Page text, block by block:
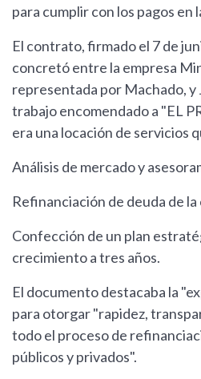
para cumplir con los pagos en
El contrato, firmado el 7 de
concretó entre la empresa
representada por Machado, y
trabajo encomendado a "EL
era una locación de servicios
Análisis de mercado y
Refinanciación de deuda de la
Confección de un plan
crecimiento a tres años.
El documento destacaba la
para otorgar "rapidez,
todo el proceso de
públicos y privados".